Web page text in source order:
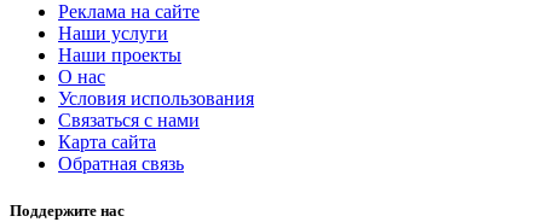
Реклама на сайте
Наши услуги
Наши проекты
О нас
Условия использования
Связаться с нами
Карта сайта
Обратная связь
Поддержите нас